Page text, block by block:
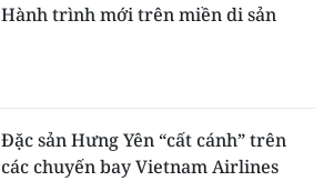
Hành trình mới trên miền di sản
Đặc sản Hưng Yên “cất cánh” trên
các chuyến bay Vietnam Airlines